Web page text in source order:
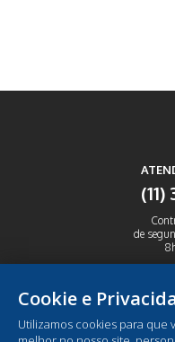
de
Cookie e
Utilizamos cookies para que